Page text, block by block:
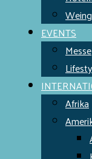
EVENTS
Messe
Afrika